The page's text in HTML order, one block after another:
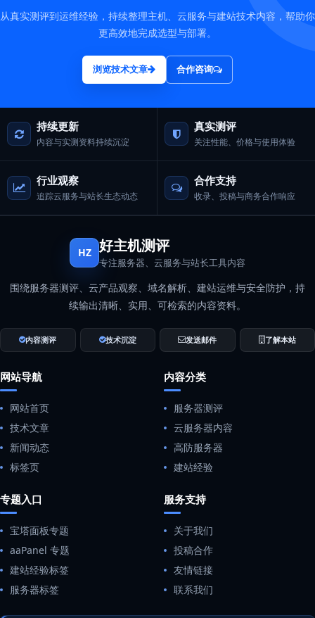
从真实测评到运维经验，持续整理主机、云服务与建站技术内容，帮助你
更高效地完成选型与部署。
浏览技术文章 合作咨询
持续更新
内容与实测资料持续沉淀
真实测评
关注性能、价格与使用体验
行业观察
追踪云服务与站长生态动态
合作支持
收录、投稿与商务合作响应
HZ 好主机测评
专注服务器、云服务与站长工具内容
围绕服务器测评、云产品观察、域名解析、建站运维与安全防护，持
续输出清晰、实用、可检索的内容资料。
内容测评 技术沉淀 发送邮件 了解本站
网站导航
网站首页
技术文章
新闻动态
标签页
内容分类
服务器测评
云服务器内容
高防服务器
建站经验
专题入口
宝塔面板专题
aaPanel 专题
建站经验标签
服务器标签
服务支持
关于我们
投稿合作
友情链接
联系我们